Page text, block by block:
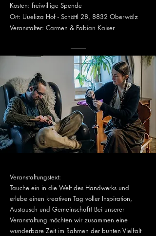
Kosten: freiwillige Spende
Ort: Uueliza Hof - Schöttl 28, 8832 Oberwölz
Veranstalter: Carmen & Fabian Kaiser
Veranstaltungstext:
Tauche ein in die Welt des Handwerks und
erlebe einen kreativen Tag voller Inspiration,
Austausch und Gemeinschaft! Bei unserer
Veranstaltung möchten wir zusammen eine
wunderbare Zeit im Rahmen der bunten Vielfalt